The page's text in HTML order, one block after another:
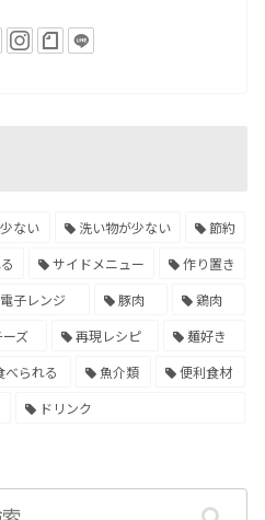
ない 洗い物が少ない
節約
サイドメニュー
作り置き
電子レンジ 豚肉
鶏肉
ーズ 再現レシピ
麺好き
べられる 魚介類
便利食材
ドリンク